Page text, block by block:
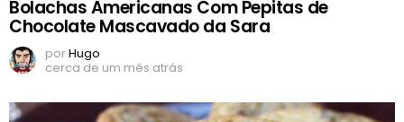
Bolachas Americanas Com Pepitas de
Chocolate Mascavado da Sara
porHugo
cerca de um mês atrás